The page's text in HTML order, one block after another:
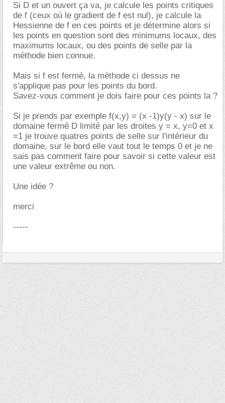
Si D et un ouvert ça va, je calcule les points critiques
de f (ceux où le gradient de f est nul), je calcule la
Hessienne de f en ces points et je détermine alors si
les points en question sont des minimums locaux, des
maximums locaux, ou des points de selle par la
méthode bien connue.
Mais si f est fermé, la méthode ci dessus ne
s'applique pas pour les points du bord.
Savez-vous comment je dois faire pour ces points la ?
Si je prends par exemple f(x,y) = (x -1)y(y - x) sur le
domaine fermé D limité par les droites y = x, y=0 et x
=1 je trouve quatres points de selle sur l'intérieur du
domaine, sur le bord elle vaut tout le temps 0 et je ne
sais pas comment faire pour savoir si cette valeur est
une valeur extrême ou non.
Une idée ?
merci
-----